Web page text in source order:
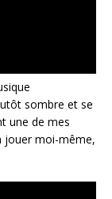
sombre et se
une de mes
jouer moi-même,